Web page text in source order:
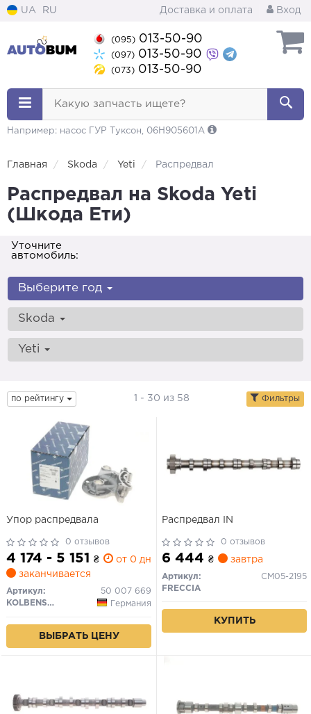
UA RU Доставка и оплата Вход
(095) 013-50-90
(097) 013-50-90
(073) 013-50-90
Какую запчасть ищете?
Например: насос ГУР Туксон, 06H905601A
Главная Skoda Yeti Распредвал
Распредвал на Skoda Yeti
(Шкода Ети)
Уточните
автомобиль:
Выберите год
Skoda
Yeti
по рейтингу 1 - 30 из 58 Фильтры
Упор распредвала
0 отзывов
4 174 - 5 151 ₴
от 0 дн.
заканчивается
Артикул:
50 007 669
KOLBENSCHMIDT
Германия
ВЫБРАТЬ ЦЕНУ
Распредвал IN
0 отзывов
6 444 ₴ завтра
Артикул:
CM05-2195
FRECCIA
КУПИТЬ